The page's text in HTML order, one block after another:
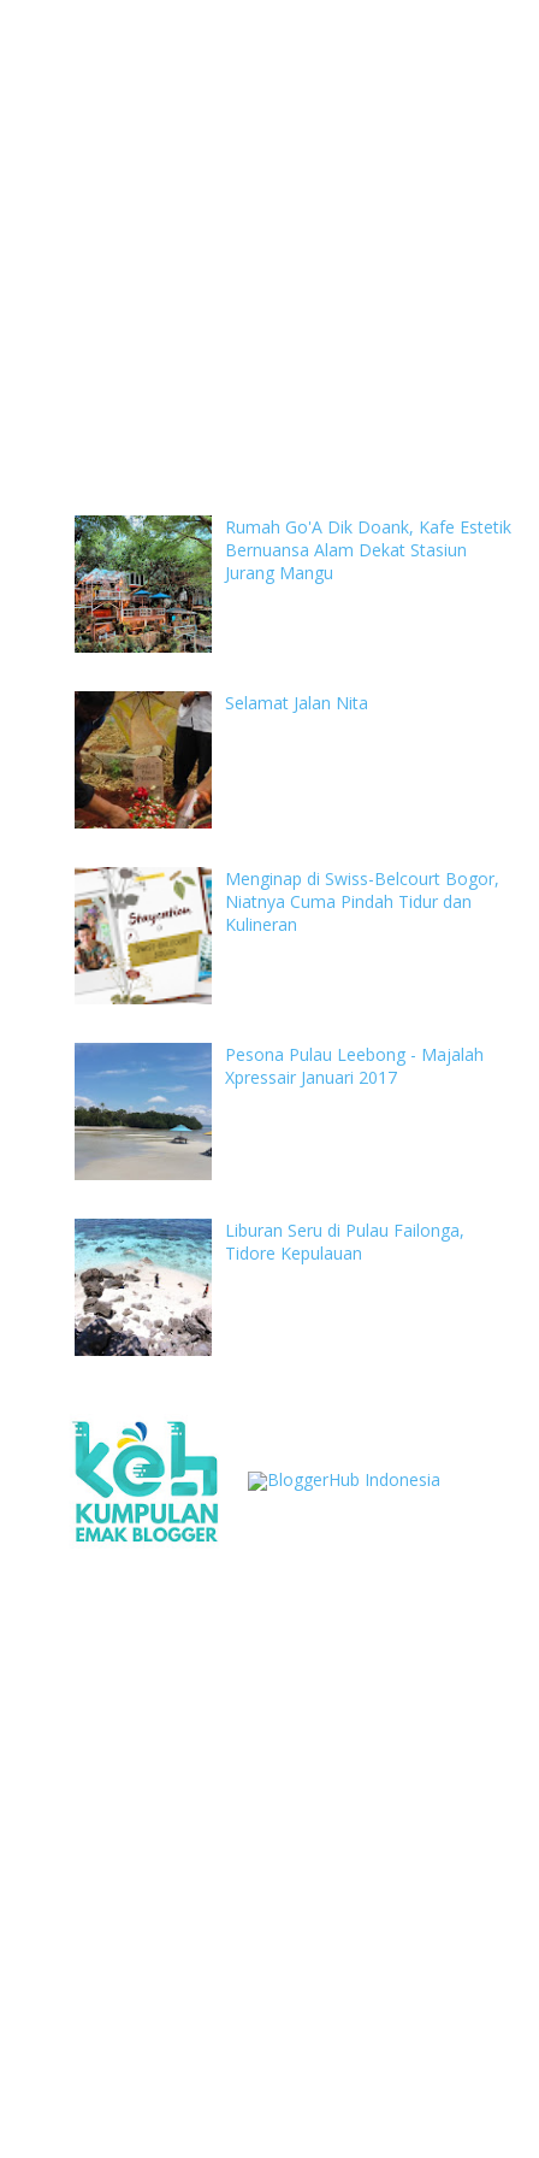
Rumah Go'A Dik Doank, Kafe Estetik
Bernuansa Alam Dekat Stasiun
Jurang Mangu
Selamat Jalan Nita
Menginap di Swiss-Belcourt Bogor,
Niatnya Cuma Pindah Tidur dan
Kulineran
Pesona Pulau Leebong - Majalah
Xpressair Januari 2017
Liburan Seru di Pulau Failonga,
Tidore Kepulauan